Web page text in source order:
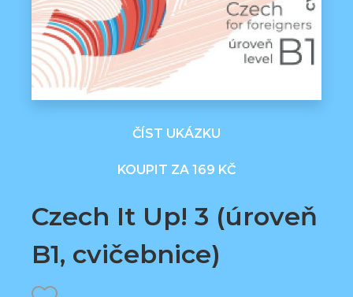
ČÍST UKÁZKU
KOUPIT ZA 169 KČ
Czech It Up! 3 (úroveň
B1, cvičebnice)